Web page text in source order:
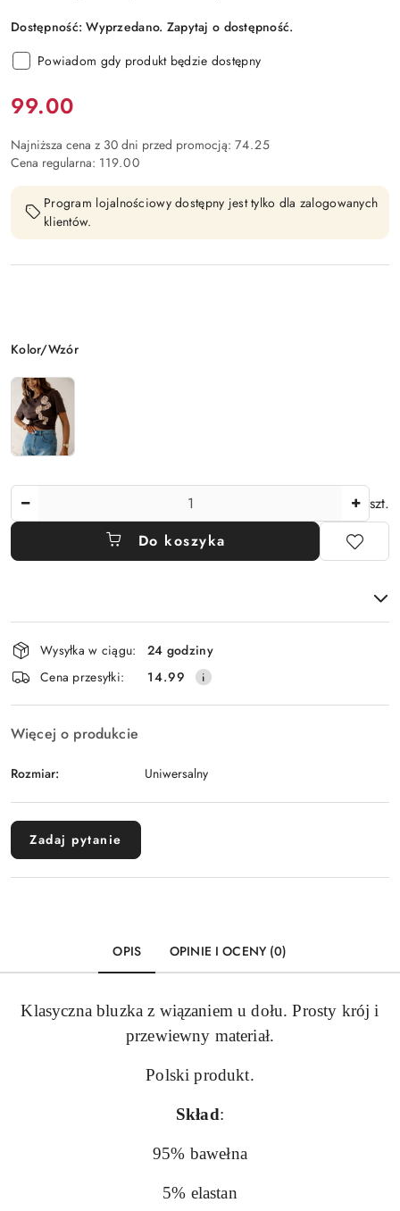
Dostępność:Wyprzedano. Zapytaj o dostępność.
Powiadom gdy produkt będzie dostępny
Cena:
99.00
Najniższa cena z 30 dni przed promocją: 74.25
Cena regularna: 119.00
Program lojalnościowy dostępny jest tylko dla zalogowanych
klientów.
Wariant
Kolor/Wzór
szt.
Do koszyka
Dostępność
i
dostawa
Wysyłka w ciągu:
24 godziny
Cena przesyłki:
14.99
Więcej o produkcie
Rozmiar: Uniwersalny
Zadaj pytanie
OPIS OPINIE I OCENY (0)
Klasyczna bluzka z wiązaniem u dołu. Prosty krój i
przewiewny materiał.
Polski produkt.
Skład:
95% bawełna
5% elastan